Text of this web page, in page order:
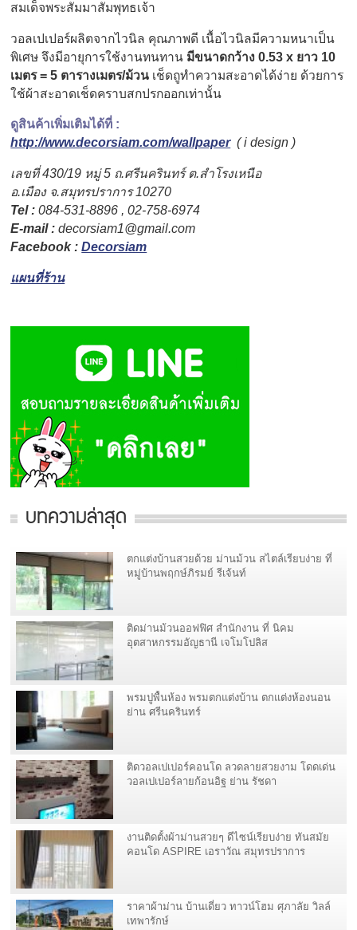
สมเด็จพระสัมมาสัมพุทธเจ้า
วอลเปเปอร์ผลิตจากไวนิล คุณภาพดี เนื้อไวนิลมีความหนาเป็น
พิเศษ จึงมีอายุการใช้งานทนทาน มีขนาดกว้าง 0.53 x ยาว 10
เมตร = 5 ตารางเมตร/ม้วน เช็ดถูทำความสะอาดได้ง่าย ด้วยการ
ใช้ผ้าสะอาดเช็ดคราบสกปรกออกเท่านั้น
ดูสินค้าเพิ่มเติมได้ที่ :
http://www.decorsiam.com/wallpaper( i design )
เลขที่430/19 หมู่ 5 ถ.ศรีนครินทร์ ต.สำโรงเหนือ
อ.เมือง จ.สมุทรปราการ10270
Tel : 084-531-8896 , 02-758-6974
E-mail : decorsiam1@gmail.com
Facebook : Decorsiam
แผนที่ร้าน
บทความล่าสุด
ตกแต่งบ้านสวยด้วย ม่านม้วน สไตล์เรียบง่าย ที่
หมู่บ้านพฤกษ์ภิรมย์ รีเจ้นท์
ติดม่านม้วนออฟฟิศ สำนักงาน ที่ นิคม
อุตสาหกรรมอัญธานี เจโมโปลิส
พรมปูพื้นห้อง พรมตกแต่งบ้าน ตกแต่งห้องนอน
ย่าน ศรีนครินทร์
ติดวอลเปเปอร์คอนโด ลวดลายสวยงาม โดดเด่น
วอลเปเปอร์ลายก้อนอิฐ ย่าน รัชดา
งานติดตั้งผ้าม่านสวยๆ ดีไซน์เรียบง่าย ทันสมัย
คอนโด ASPIRE เอราวัณ สมุทรปราการ
ราคาผ้าม่าน บ้านเดี่ยว ทาวน์โฮม ศุภาลัย วิลล์
เทพารักษ์